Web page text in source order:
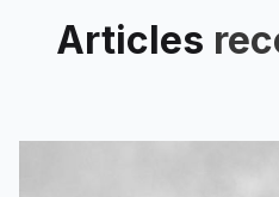
Articles